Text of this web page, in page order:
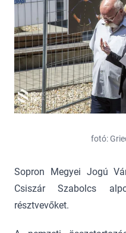
fotó:
Sopron Megyei Jogú
Csiszár Szabolcs
résztvevőket.